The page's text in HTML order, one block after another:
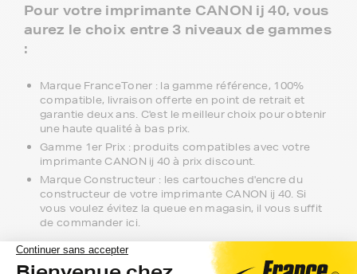
Pour votre imprimante CANON ij 40, vous
aurez le choix entre 3 niveaux de gammes
:
Marque FranceToner : la gamme référence, 100%
compatible, livraison offerte en point de retrait et
garantie deux ans. C'est le meilleur choix pour obtenir
une haute qualité à bas prix.
Gamme 1er Prix : produits compatibles avec votre
imprimante CANON ij 40 à prix discount.
Marque Constructeur : les cartouches d'encre du
constructeur de votre imprimante CANON ij 40. Si
vous voulez évitez la queue en magasin, il vous suffit
de commander ici.
Notre équipe de conseillers se tient à